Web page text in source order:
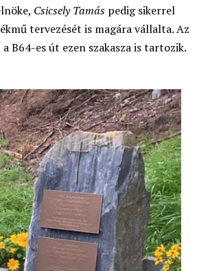
Csicsely Tamás pedig sikerrel
tervezését is magára vállalta. Az
B64-es út ezen szakasza is tartozik.